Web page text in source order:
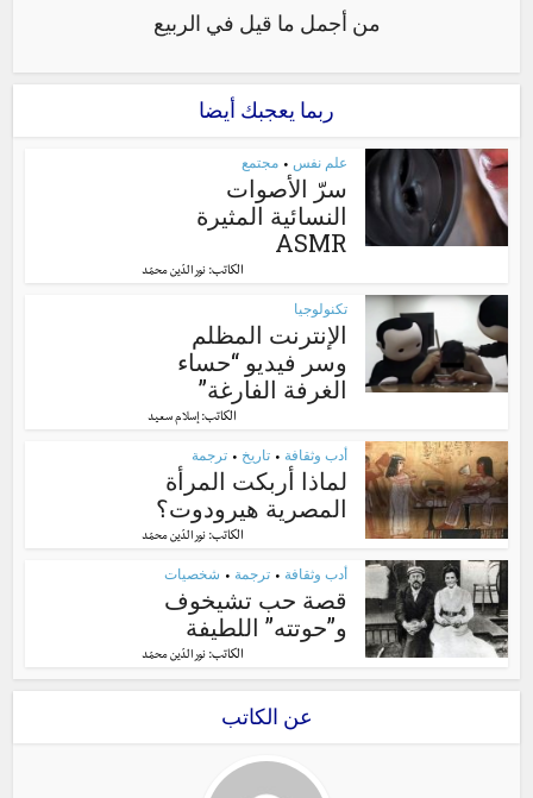
من أجمل ما قيل في الربيع
ربما يعجبك أيضا
علم نفس • مجتمع
سرّ الأصوات
النسائية المثيرة
ASMR
الكاتب:نور الدّين محمّد
تكنولوجيا
الإنترنت المظلم
وسر فيديو “حساء
الغرفة الفارغة”
الكاتب: إسلام سعيد
أدب وثقافة • تاريخ • ترجمة
لماذا أربكت المرأة
المصرية هيرودوت؟
الكاتب:نور الدّين محمّد
أدب وثقافة • ترجمة • شخصيات
قصة حب تشيخوف
و”حوتته” اللطيفة
الكاتب:نور الدّين محمّد
عن الكاتب